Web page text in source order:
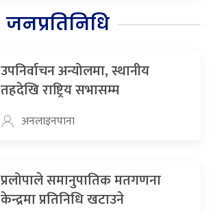
जनप्रतिनिधि
उपनिर्वाचन अन्योलमा, स्थानीय
तहदेखि राष्ट्रिय सभासम्म
अनलाइनपाना
प्रलोपाले समानुपातिक मतगणना
केन्द्रमा प्रतिनिधि खटाउने